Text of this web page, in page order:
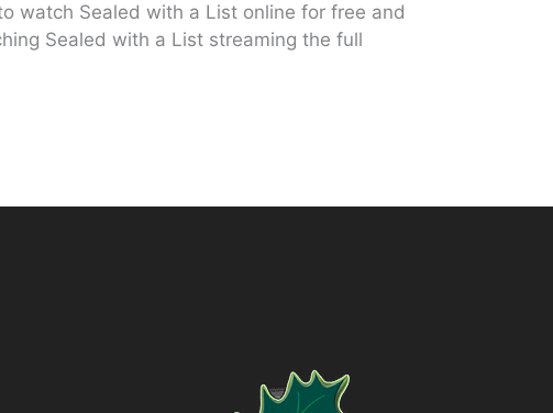
watch Sealed with a List online for free and
Sealed with a List streaming the full